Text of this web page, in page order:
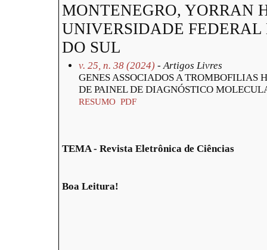
MONTENEGRO, YORRAN
UNIVERSIDADE FEDERAL
DO SUL
v. 25, n. 38 (2024) - Artigos Livres
GENES ASSOCIADOS A TROMBOFILIAS
DE PAINEL DE DIAGNÓSTICO
RESUMO PDF
TEMA - Revista Eletrônica de Ciências
Boa Leitura!